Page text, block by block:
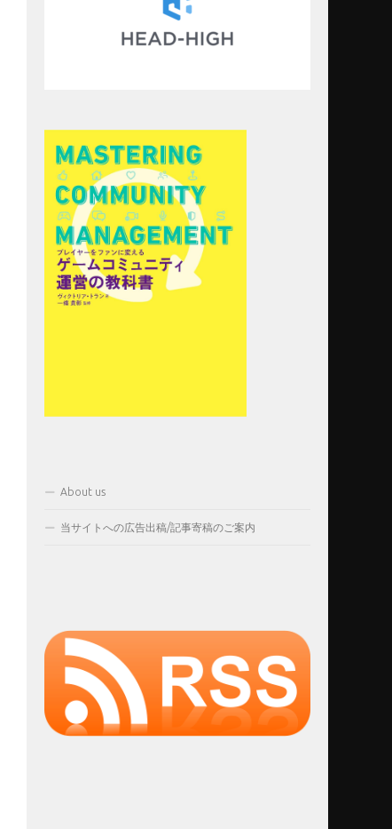
About us
当サイトへの広告出稿/記事寄稿のご案内